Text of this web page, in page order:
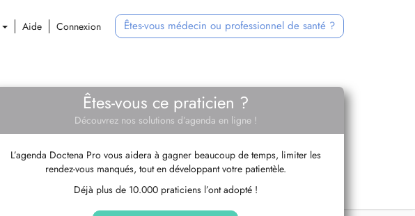
Aide Connexion Êtes-vous médecin ou professionnel de santé ?
Êtes-vous ce praticien ?
Découvrez nos solutions d’agenda en ligne !
L’agenda Doctena Pro vous aidera à gagner beaucoup de temps, limiter les
rendez-vous manqués, tout en développant votre patientèle.
Déjà plus de 10.000 praticiens l’ont adopté !